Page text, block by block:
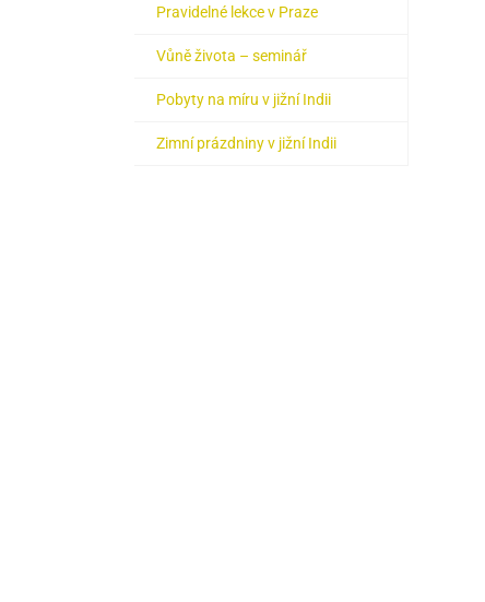
Pravidelné lekce v Praze
Vůně života – seminář
Pobyty na míru v jižní Indii
Zimní prázdniny v jižní Indii